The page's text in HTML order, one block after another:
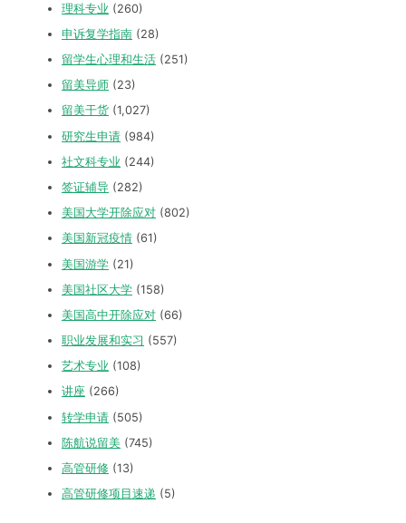
理科专业 (260)
申诉复学指南 (28)
留学生心理和生活 (251)
留美导师 (23)
留美干货 (1,027)
研究生申请 (984)
社文科专业 (244)
签证辅导 (282)
美国大学开除应对 (802)
美国新冠疫情 (61)
美国游学 (21)
美国社区大学 (158)
美国高中开除应对 (66)
职业发展和实习 (557)
艺术专业 (108)
讲座 (266)
转学申请 (505)
陈航说留美 (745)
高管研修 (13)
高管研修项目速递 (5)